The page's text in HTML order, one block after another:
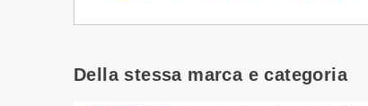
Della stessa marca e categoria